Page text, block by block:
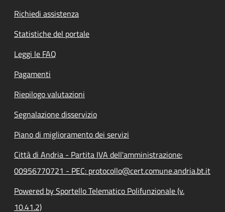
Richiedi assistenza
Statistiche del portale
Leggi le FAQ
Pagamenti
Riepilogo valutazioni
Segnalazione disservizio
Piano di miglioramento dei servizi
Città di Andria - Partita IVA dell'amministrazione:
00956770721 - PEC: protocollo@cert.comune.andria.bt.it
Powered by Sportello Telematico Polifunzionale (v.
10.41.2)